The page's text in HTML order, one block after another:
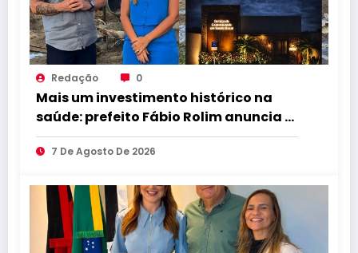
Redação 0
Mais um investimento histórico na
saúde: prefeito Fábio Rolim anuncia a
construção de um Centro
Especializado de Saúde Bucal que
odontológico em Caldas Brandão-PB
7 De Agosto De 2026